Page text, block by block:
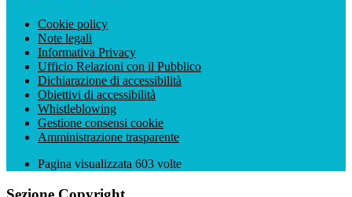
Cookie policy
Note legali
Informativa Privacy
Ufficio Relazioni con il Pubblico
Dichiarazione di accessibilità
Obiettivi di accessibilità
Whistleblowing
Gestione consensi cookie
Amministrazione trasparente
Pagina visualizzata 603 volte